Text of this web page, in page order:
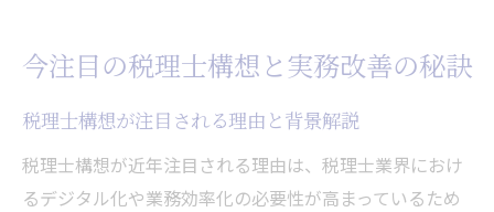
今注目の税理士構想と実務改善の秘訣
税理士構想が注目される理由と背景解説
税理士構想が近年注目される理由は、税理士業界におけ
るデジタル化や業務効率化の必要性が高まっているため